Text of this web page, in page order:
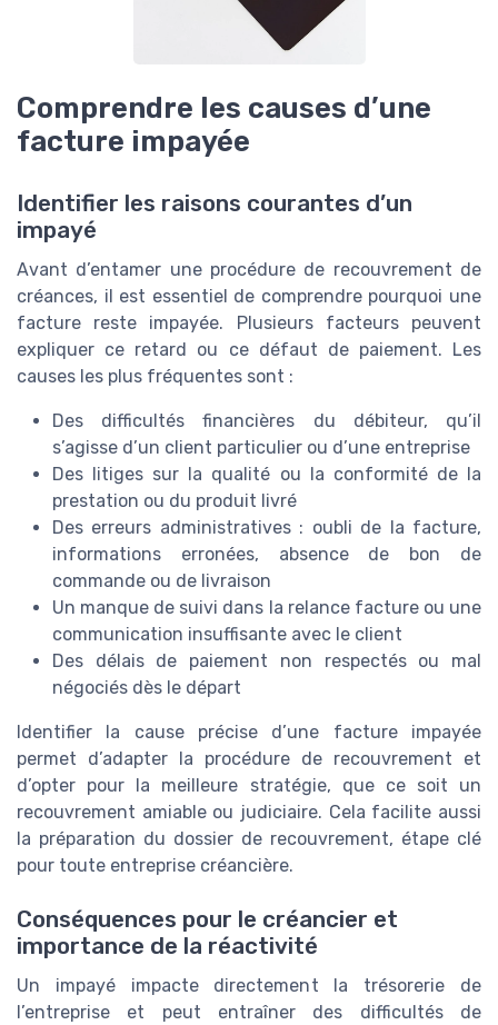
Comprendre les causes d’une
facture impayée
Identifier les raisons courantes d’un
impayé
Avant d’entamer une procédure de recouvrement de
créances, il est essentiel de comprendre pourquoi une
facture reste impayée. Plusieurs facteurs peuvent
expliquer ce retard ou ce défaut de paiement. Les
causes les plus fréquentes sont :
Des difficultés financières du débiteur, qu’il
s’agisse d’un client particulier ou d’une entreprise
Des litiges sur la qualité ou la conformité de la
prestation ou du produit livré
Des erreurs administratives : oubli de la facture,
informations erronées, absence de bon de
commande ou de livraison
Un manque de suivi dans la relance facture ou une
communication insuffisante avec le client
Des délais de paiement non respectés ou mal
négociés dès le départ
Identifier la cause précise d’une facture impayée
permet d’adapter la procédure de recouvrement et
d’opter pour la meilleure stratégie, que ce soit un
recouvrement amiable ou judiciaire. Cela facilite aussi
la préparation du dossier de recouvrement, étape clé
pour toute entreprise créancière.
Conséquences pour le créancier et
importance de la réactivité
Un impayé impacte directement la trésorerie de
l’entreprise et peut entraîner des difficultés de